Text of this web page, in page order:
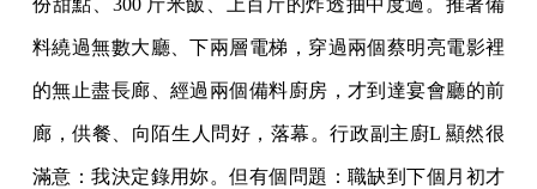
份甜點、300 斤米飯、上百斤的炸透抽中度過。推著備
料繞過無數大廳、下兩層電梯，穿過兩個蔡明亮電影裡
的無止盡長廊、經過兩個備料廚房，才到達宴會廳的前
廊，供餐、向陌生人問好，落幕。行政副主廚L 顯然很
滿意：我決定錄用妳。但有個問題：職缺到下個月初才